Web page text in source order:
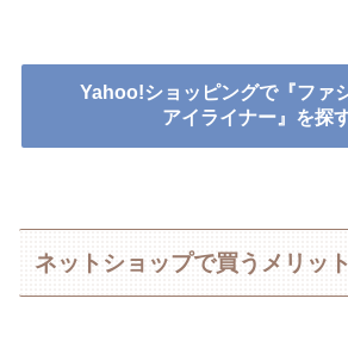
Yahoo!ショッピングで『ファ
アイライナー』を探
ネットショップで買うメリッ